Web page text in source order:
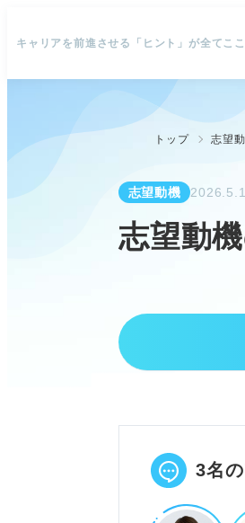
キャリアを前進させる「ヒント」が全てこ
トップ 志望
志望動機
志望動
志望動機添
伝わる構
POINT：
3名